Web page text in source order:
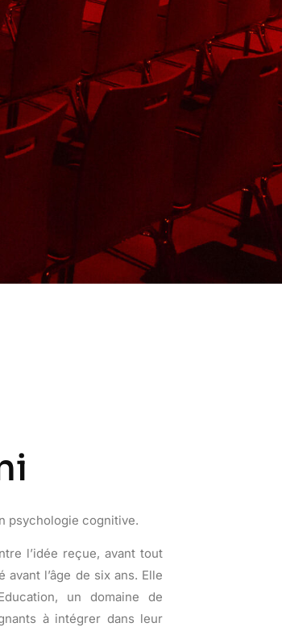
psychologie cognitive.
l’idée reçue, avant tout
l’âge de six ans. Elle
un domaine de
à intégrer dans leur